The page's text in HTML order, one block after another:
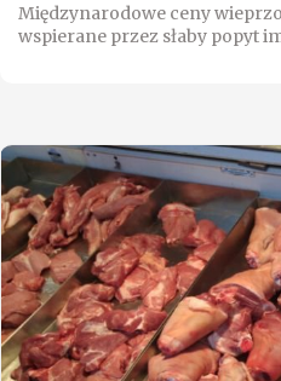
Międzynarodowe ceny
wspierane przez słaby popyt